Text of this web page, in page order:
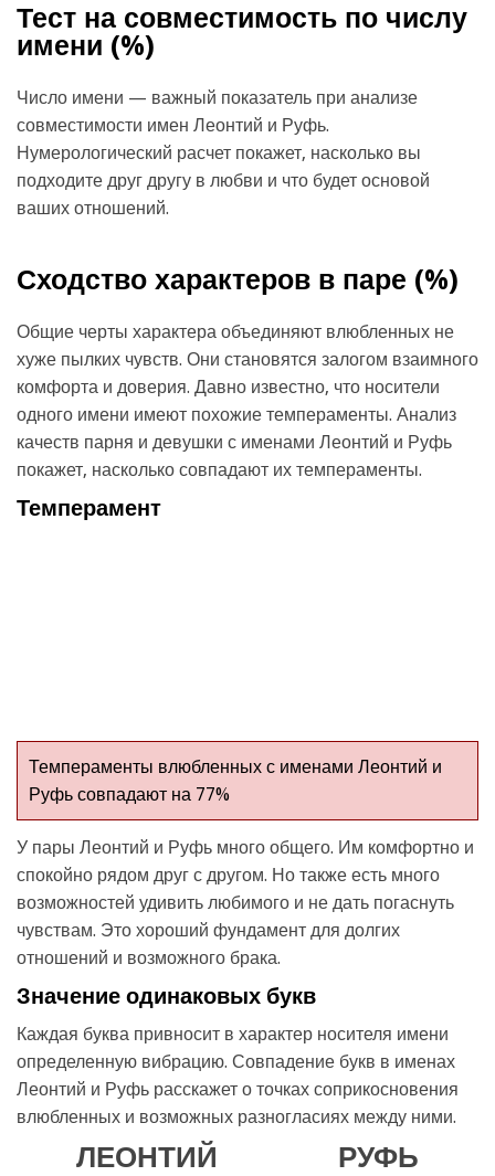
Тест на совместимость по числу
имени (%)
Число имени — важный показатель при анализе
совместимости имен Леонтий и Руфь.
Нумерологический расчет покажет, насколько вы
подходите друг другу в любви и что будет основой
ваших отношений.
Сходство характеров в паре (%)
Общие черты характера объединяют влюбленных не
хуже пылких чувств. Они становятся залогом взаимного
комфорта и доверия. Давно известно, что носители
одного имени имеют похожие темпераменты. Анализ
качеств парня и девушки с именами Леонтий и Руфь
покажет, насколько совпадают их темпераменты.
Темперамент
Темпераменты влюбленных с именами Леонтий и
Руфь совпадают на 77%
У пары Леонтий и Руфь много общего. Им комфортно и
спокойно рядом друг с другом. Но также есть много
возможностей удивить любимого и не дать погаснуть
чувствам. Это хороший фундамент для долгих
отношений и возможного брака.
Значение одинаковых букв
Каждая буква привносит в характер носителя имени
определенную вибрацию. Совпадение букв в именах
Леонтий и Руфь расскажет о точках соприкосновения
влюбленных и возможных разногласиях между ними.
ЛЕОНТИЙ РУФЬ